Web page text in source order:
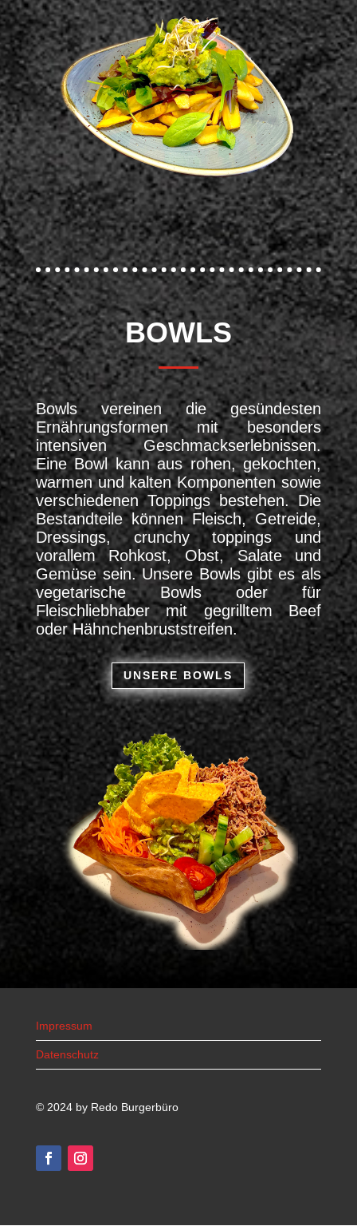
BOWLS
Bowls vereinen die gesündesten
Ernährungsformen mit besonders
intensiven Geschmackserlebnissen.
Eine Bowl kann aus rohen, gekochten,
warmen und kalten Komponenten sowie
verschiedenen Toppings bestehen. Die
Bestandteile können Fleisch, Getreide,
Dressings, crunchy toppings und
vorallem Rohkost, Obst, Salate und
Gemüse sein. Unsere Bowls gibt es als
vegetarische Bowls oder für
Fleischliebhaber mit gegrilltem Beef
oder Hähnchenbruststreifen.
UNSERE BOWLS
Impressum
Datenschutz
© 2024 by Redo Burgerbüro